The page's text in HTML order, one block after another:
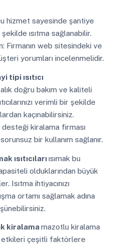
hizmet sayesinde şantiye
ısıtma sağlanabilir.
Firmanın web sitesindeki ve
yorumları incelenmelidir.
tipi ısıtıcı
doğru bakım ve kaliteli
verimli bir şekilde
kaçınabilirsiniz.
kiralama firması
bir kullanım sağlanır.
ısıtıcılarıısımak bu
olduklarından büyük
Isıtma ihtiyacınızı
ortamı sağlamak adına
kiralamamazotlu kiralama
etkileri çeşitli faktörlere